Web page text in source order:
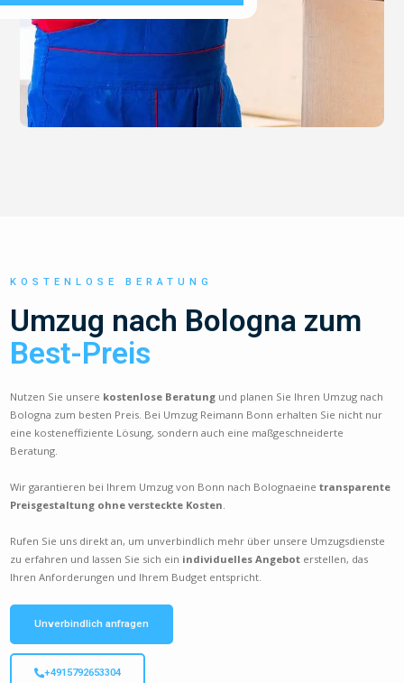
KOSTENLOSE BERATUNG
Umzug nach Bologna zum
Best-Preis
Nutzen Sie unsere kostenlose Beratung und planen Sie Ihren Umzug nach
Bologna zum besten Preis. Bei Umzug Reimann Bonn erhalten Sie nicht nur
eine kosteneffiziente Lösung, sondern auch eine maßgeschneiderte
Beratung.
Wir garantieren bei Ihrem Umzug von Bonn nach Bolognaeinetransparente
Preisgestaltung ohne versteckte Kosten
Rufen Sie uns direkt an, um unverbindlich mehr über unsere Umzugsdienste
zu erfahren und lassen Sie sich ein individuelles Angebot erstellen, das
Ihren Anforderungen und Ihrem Budget entspricht.
Unverbindlich anfragen
+4915792653304